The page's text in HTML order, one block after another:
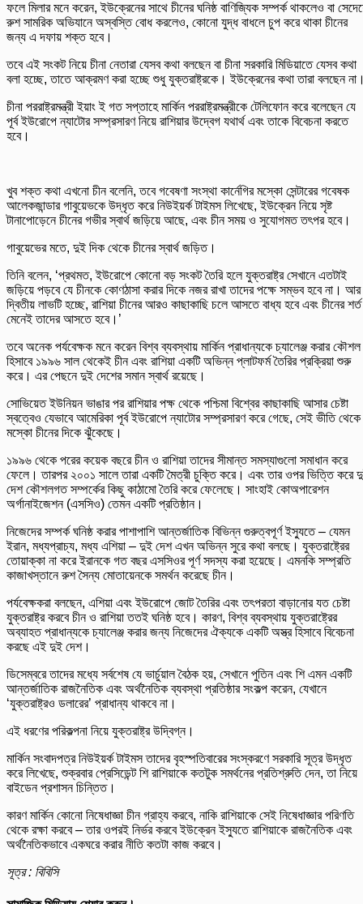
ফলে মিলার মনে করেন, ইউক্রেনের সাথে চীনের ঘনিষ্ঠ বাণিজ্যিক সম্পর্ক থাকলেও বা
রুশ সামরিক অভিযানে অস্বস্তি বোধ করলেও, কোনো যুদ্ধ বাধলে চুপ করে থাকা চীনের
জন্য এ দফায় শক্ত হবে।
তবে এই সংকট নিয়ে চীনা নেতারা যেসব কথা বলছেন বা চীনা সরকারি মিডিয়াতে যেসব কথা
বলা হচ্ছে, তাতে আক্রমণ করা হচ্ছে শুধু যুক্তরাষ্ট্রকে। ইউক্রেনের কথা তারা বলছেন
চীনা পররাষ্ট্রমন্ত্রী ইয়াং ই গত সপ্তাহে মার্কিন পররাষ্ট্রমন্ত্রীকে টেলিফোন করে বলেছেন যে
পূর্ব ইউরোপে ন্যাটোর সম্প্রসারণ নিয়ে রাশিয়ার উদ্বেগ যথার্থ এবং তাকে বিবেচনা করতে
হবে।
খুব শক্ত কথা এখনো চীন বলেনি, তবে গবেষণা সংস্থা কার্নেগির মস্কো সেন্টারের গবেষক
আলেকজান্ডার গাবুয়েভকে উদ্ধৃত করে নিউইয়র্ক টাইমস লিখেছে, ইউক্রেন নিয়ে সৃষ্ট
টানাপোড়েনে চীনের গভীর স্বার্থ জড়িয়ে আছে, এবং চীন সময় ও সুযোগমত তৎপর হবে।
গাবুয়েভের মতে, দুই দিক থেকে চীনের স্বার্থ জড়িত।
তিনি বলেন, ‘প্রথমত, ইউরোপে কোনো বড় সংকট তৈরি হলে যুক্তরাষ্ট্র সেখানে এতটাই
জড়িয়ে পড়বে যে চীনকে কোণঠাসা করার দিকে নজর রাখা তাদের পক্ষে সম্ভব হবে না। আর
দ্বিতীয় লাভটি হচ্ছে, রাশিয়া চীনের আরও কাছাকাছি চলে আসতে বাধ্য হবে এবং চীনের শর্ত
মেনেই তাদের আসতে হবে।’
তবে অনেক পর্যবেক্ষক মনে করেন বিশ্ব ব্যবস্থায় মার্কিন প্রাধান্যকে চ্যালেঞ্জ করার কৌশল
হিসাবে ১৯৯৬ সাল থেকেই চীন এবং রাশিয়া একটি অভিন্ন প্লাটফর্ম তৈরির প্রক্রিয়া শুরু
করে। এর পেছনে দুই দেশের সমান স্বার্থ রয়েছে।
সোভিয়েত ইউনিয়ন ভাঙার পর রাশিয়ার পক্ষ থেকে পশ্চিমা বিশ্বের কাছাকাছি আসার চেষ্টা
স্বত্বেও যেভাবে আমেরিকা পূর্ব ইউরোপে ন্যাটোর সম্প্রসারণ করে গেছে, সেই ভীতি থেকে
মস্কো চীনের দিকে ঝুঁকেছে।
১৯৯৬ থেকে পরের কয়েক বছরে চীন ও রাশিয়া তাদের সীমান্ত সমস্যাগুলো সমাধান করে
ফেলে। তারপর ২০০১ সালে তারা একটি মৈত্রী চুক্তি করে। এবং তার ওপর ভিত্তি করে
দেশ কৌশলগত সম্পর্কের কিছু কাঠামো তৈরি করে ফেলেছে। সাংহাই কোঅপারেশন
অর্গানাইজেশন (এসসিও) তেমন একটি প্রতিষ্ঠান।
নিজেদের সম্পর্ক ঘনিষ্ঠ করার পাশাপাশি আন্তর্জাতিক বিভিন্ন গুরুত্বপূর্ণ ইস্যুতে – যেমন
ইরান, মধ্যপ্রাচ্য, মধ্য এশিয়া – দুই দেশ এখন অভিন্ন সুরে কথা বলছে। যুক্তরাষ্ট্রের
তোয়াক্কা না করে ইরানকে গত বছর এসসিওর পূর্ণ সদস্য করা হয়েছে। এমনকি সম্প্রতি
কাজাখস্তানে রুশ সৈন্য মোতায়েনকে সমর্থন করেছে চীন।
পর্যবেক্ষকরা বলছেন, এশিয়া এবং ইউরোপে জোট তৈরির এবং তৎপরতা বাড়ানোর যত চেষ্টা
যুক্তরাষ্ট্র করবে চীন ও রাশিয়া ততই ঘনিষ্ঠ হবে। কারণ, বিশ্ব ব্যবস্থায় যুক্তরাষ্ট্রের
অব্যাহত প্রাধান্যকে চ্যালেঞ্জ করার জন্য নিজেদের ঐক্যকে একটি অস্ত্র হিসাবে বিবেচনা
করছে এই দুই দেশ।
ডিসেম্বরে তাদের মধ্যে সর্বশেষ যে ভার্চুয়াল বৈঠক হয়, সেখানে পুতিন এবং শি এমন একটি
আন্তর্জাতিক রাজনৈতিক এবং অর্থনৈতিক ব্যবস্থা প্রতিষ্ঠার সংকল্প করেন, যেখানে
‘যুক্তরাষ্ট্রও ডলারের’ প্রাধান্য থাকবে না।
এই ধরণের পরিকল্পনা নিয়ে যুক্তরাষ্ট্র উদ্বিগ্ন।
মার্কিন সংবাদপত্র নিউইয়র্ক টাইমস তাদের বৃহস্পতিবারের সংস্করণে সরকারি সূত্র উদ্ধৃত
করে লিখেছে, শুক্রবার প্রেসিডেন্ট শি রাশিয়াকে কতটুক সমর্থনের প্রতিশ্রুতি দেন, তা নিয়ে
বাইডেন প্রশাসন চিন্তিত।
কারণ মার্কিন কোনো নিষেধাজ্ঞা চীন গ্রাহ্য করবে, নাকি রাশিয়াকে সেই নিষেধাজ্ঞার পরিণতি
থেকে রক্ষা করবে – তার ওপরই নির্ভর করবে ইউক্রেন ইস্যুতে রাশিয়াকে রাজনৈতিক এবং
অর্থনৈতিকভাবে একঘরে করার নীতি কতটা কাজ করবে।
সূত্র : বিবিসি